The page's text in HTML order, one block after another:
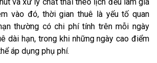
vào đó, thời gian thuê là yếu tố quan
thường có chi phí tính trên mỗi ngày
dài hạn, trong khi những ngày cao điểm
áp dụng phụ phí.